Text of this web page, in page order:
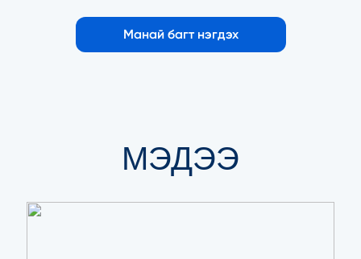
Манай багт нэгдэх
МЭДЭЭ